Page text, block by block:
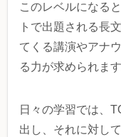
このレベルになる
トで出題される長
てくる講演やアナ
る力が求められます
日々の学習では、
出し、それに対し